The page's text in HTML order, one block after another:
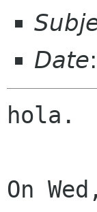
Date
hola.
On